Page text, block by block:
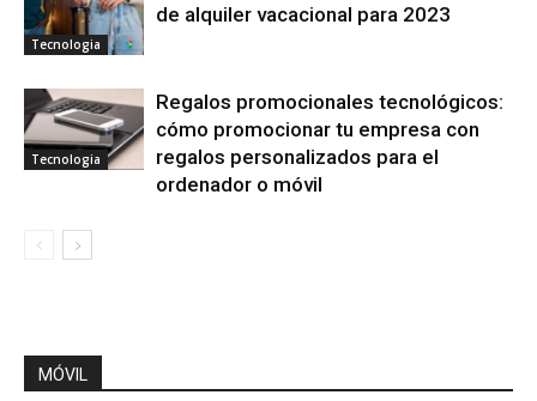
Tecnologia
de alquiler vacacional para 2023
Tecnologia
Regalos promocionales tecnológicos:
cómo promocionar tu empresa con
regalos personalizados para el
ordenador o móvil
MÓVIL